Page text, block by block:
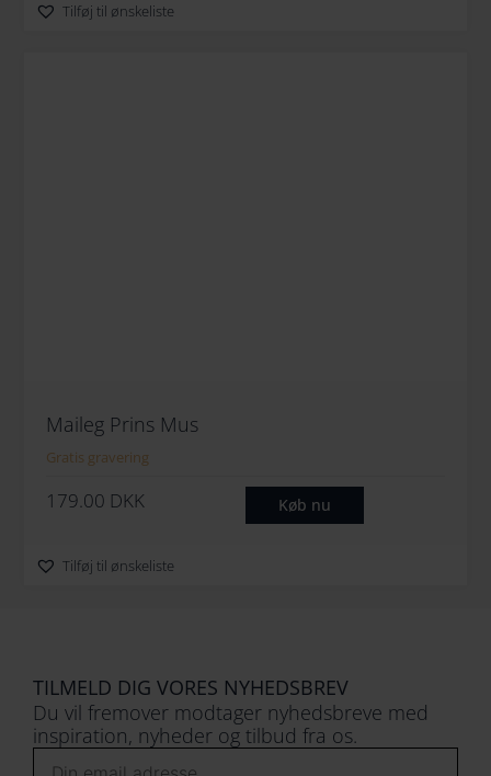
Tilføj til ønskeliste
Maileg Prins Mus
Gratis gravering
179.00 DKK Køb nu
Tilføj til ønskeliste
TILMELD DIG VORES NYHEDSBREV
Du vil fremover modtager nyhedsbreve med
inspiration, nyheder og tilbud fra os.
Email